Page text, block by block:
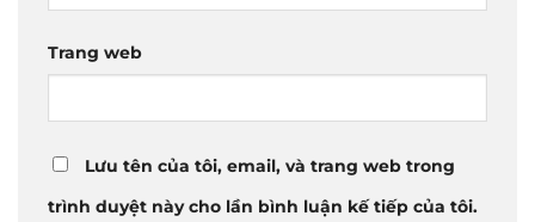
Trang web
Lưu tên của tôi, email, và trang web trong
trình duyệt này cho lần bình luận kế tiếp của tôi.